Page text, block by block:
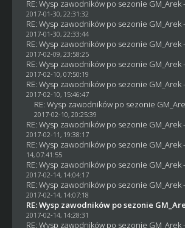
RE: Wysp zawodników po sezonie GM_Arek
2017-01-30, 22:31:32
RE: Wysp zawodników po sezonie GM_Arek
2017-01-30, 22:33:44
RE: Wysp zawodników po sezonie GM_Arek
2017-02-09, 23:58:25
RE: Wysp zawodników po sezonie GM_Arek
2017-02-10, 07:50:19
RE: Wysp zawodników po sezonie GM_Arek
2017-02-10, 15:46:47
RE: Wysp zawodników po sezonie
2017-02-10, 20:25:39
RE: Wysp zawodników po sezonie GM_Arek
2017-02-11, 19:38:17
RE: Wysp zawodników po sezonie GM_Arek
14, 07:41:55
RE: Wysp zawodników po sezonie GM_Arek
2017-02-14, 14:04:17
RE: Wysp zawodników po sezonie GM_Arek
2017-02-14, 14:07:18
RE: Wysp zawodników po sezonie
2017-02-14, 14:28:31
RE: Wysp zawodników po sezonie GM_Arek